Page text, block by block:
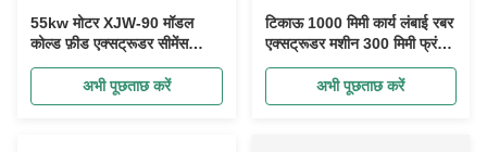
55kw मोटर XJW-90 मॉडल
कोल्ड फ़ीड एक्सट्रूडर सीमेंस
पीएलसी श्नाइडर इलेक्ट्रिक को
अभी पूछताछ करें
टिकाऊ 1000 मिमी कार्य लंबाई रबर
एक्सट्रूडर मशीन 300 मिमी फ्रंट
स्क्रू व्यास के साथ
अभी पूछताछ करें